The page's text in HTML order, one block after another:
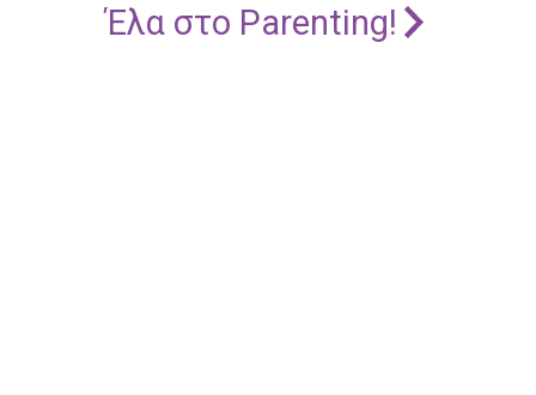
Έλα στο Parenting!